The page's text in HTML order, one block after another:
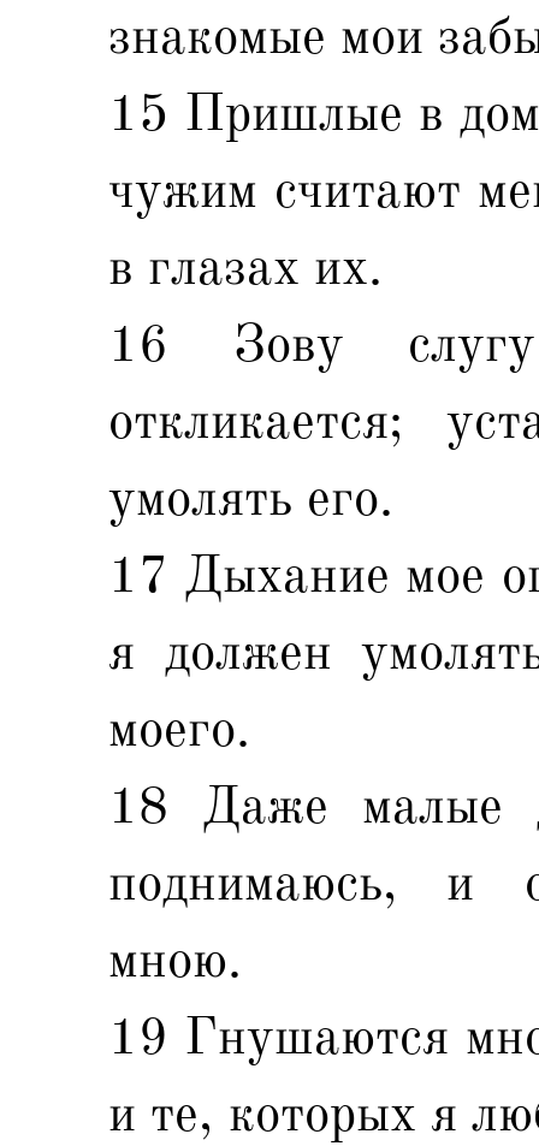
знакомые мои
15 Пришлые в
чужим считают
в глазах их.
16 Зову
откликается;
умолять его.
17 Дыхание мое
я должен
моего.
18 Даже малые
поднимаюсь, и
мною.
19 Гнушаются
и те, которых я